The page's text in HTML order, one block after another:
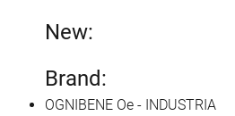
New:
Brand:
OGNIBENE Oe - INDUSTRIA